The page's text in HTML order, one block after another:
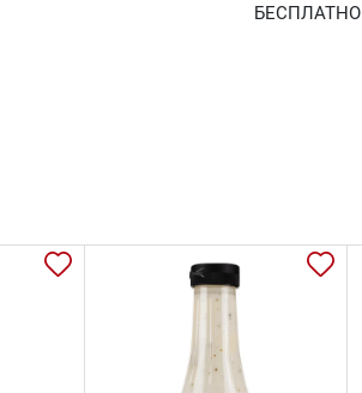
БЕСПЛАТНО